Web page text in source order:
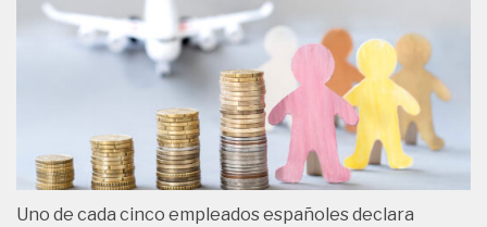
Uno de cada cinco empleados españoles declara